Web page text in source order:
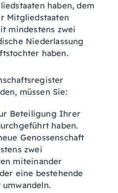
haben, dem
Mitgliedstaaten
mindestens zwei
Niederlassung
haben.
müssen Sie:
Beteiligung Ihrer
haben.
Genossenschaft
zwei
miteinander
eine bestehende
umwandeln.